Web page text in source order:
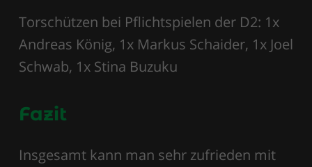
Torschützen bei Pflichtspielen der D2: 1x
Andreas König, 1x Markus Schaider, 1x Joel
Schwab, 1x Stina Buzuku
Fazit
Insgesamt kann man sehr zufrieden mit